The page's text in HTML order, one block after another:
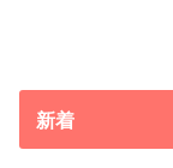
新着